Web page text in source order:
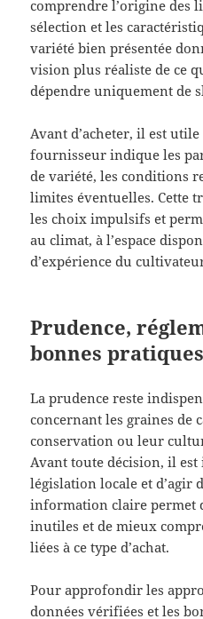
comprendre l’origine des
sélection et les
variété bien présentée
vision plus réaliste de ce
dépendre uniquement de
Avant d’acheter, il est
fournisseur indique les
de variété, les conditions
limites éventuelles. Cette
les choix impulsifs et
au climat, à l’espace
d’expérience du
Prudence,
bonnes pratiques
La prudence reste
concernant les graines de
conservation ou leur
Avant toute décision, il
législation locale et d’agir
information claire permet
inutiles et de mieux
liées à ce type d’achat.
Pour approfondir les
données vérifiées et les